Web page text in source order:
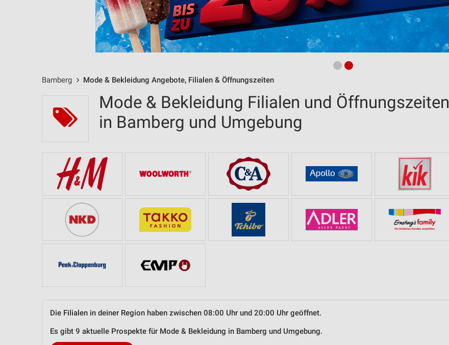
Bamberg Mode & Bekleidung Angebote, Filialen & Öffnungszeiten
Mode & Bekleidung Filialen und Öffnungszeiten
in Bamberg und Umgebung
Die Filialen in deiner Region haben zwischen 08:00 Uhr und 20:00 Uhr geöffnet.
Es gibt 9 aktuelle Prospekte für Mode & Bekleidung in Bamberg und Umgebung.